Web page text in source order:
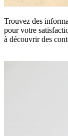
Trouvez des
pour votre
à découvrir des